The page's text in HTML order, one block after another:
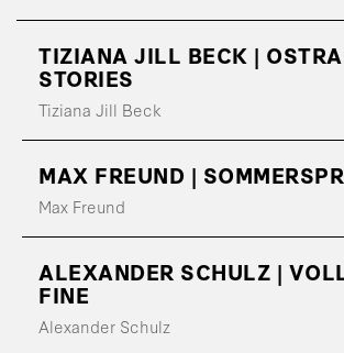
TIZIANA JILL BECK |
STORIES
Tiziana Jill Beck
MAX FREUND |
Max Freund
ALEXANDER SCHULZ |
FINE
Alexander Schulz